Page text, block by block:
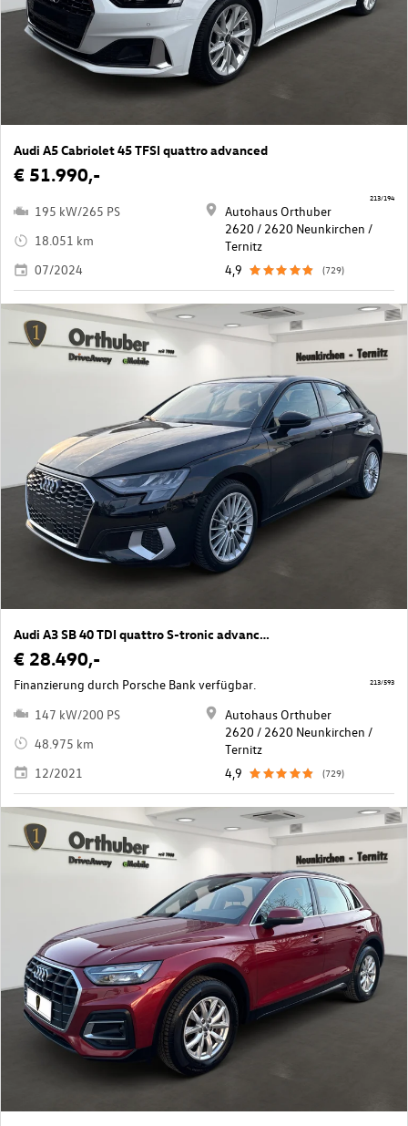
Audi A5 Cabriolet 45 TFSI quattro advanced
€ 51.990,-
195 kW/265 PS
18.051 km
07/2024
Autohaus Orthuber
2620 / 2620 Neunkirchen /
Ternitz
4,9
(729)
213/194
Audi A3 SB 40 TDI quattro S-tronic advanced
€ 28.490,-
Finanzierung durch Porsche Bank verfügbar.
147 kW/200 PS
48.975 km
12/2021
Autohaus Orthuber
2620 / 2620 Neunkirchen /
Ternitz
4,9
(729)
213/593